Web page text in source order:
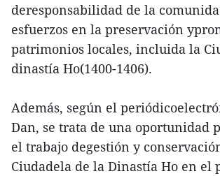
deresponsabilidad de la
esfuerzos en la preservación
patrimonios locales, incluida la
dinastía Ho(1400-1406).
Además, según el
Dan, se trata de una oportunidad
el trabajo degestión y
Ciudadela de la Dinastía Ho en el